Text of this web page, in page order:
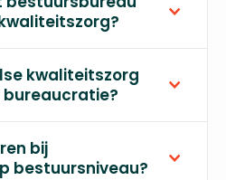
kwaliteitszorg
bij
bestuursniveau?